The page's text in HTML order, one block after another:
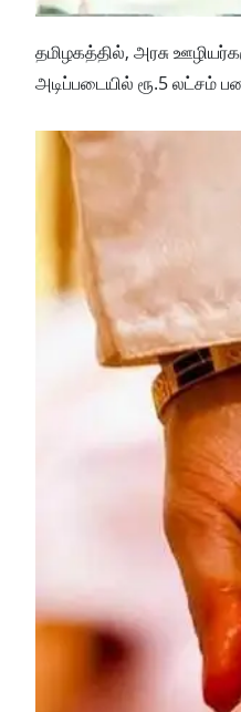
தமிழகத்தில், அரசு
அடிப்படையில் ரூ.5 லட்சம்